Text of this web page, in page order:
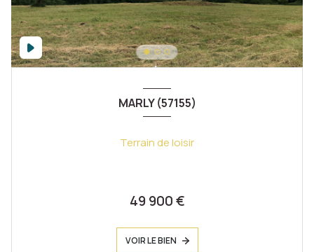
MARLY (57155)
Terrain de loisir
49 900 €
VOIR LE BIEN